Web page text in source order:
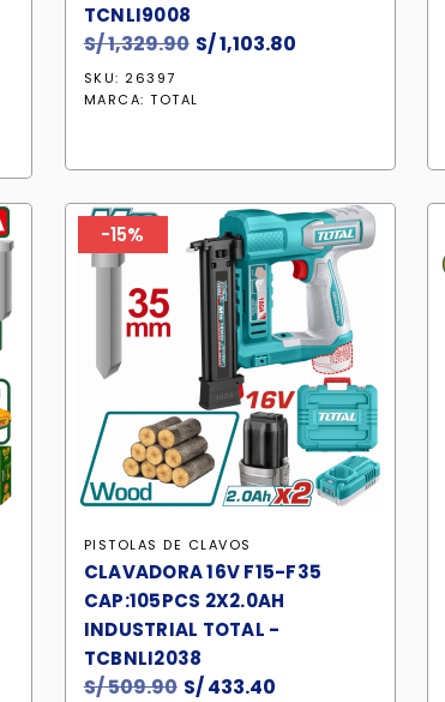
TCNLI9008
S/1,329.90 El
original
S/1,103.80
S/ 1,103.80.
SKU: 26397
MARCA:TOTAL
-15%
PISTOLAS DE CLAVOS
CLAVADORA 16V F15-F35
CAP:105PCS 2X2.0AH
INDUSTRIAL TOTAL -
TCBNLI2038
S/509.90 El
S/433.40